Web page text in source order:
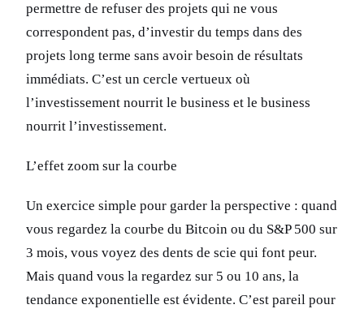
permettre de refuser des projets qui ne vous
correspondent pas, d’investir du temps dans des
projets long terme sans avoir besoin de résultats
immédiats. C’est un cercle vertueux où
l’investissement nourrit le business et le business
nourrit l’investissement.
L’effet zoom sur la courbe
Un exercice simple pour garder la perspective : quand
vous regardez la courbe du Bitcoin ou du S&P 500 sur
3 mois, vous voyez des dents de scie qui font peur.
Mais quand vous la regardez sur 5 ou 10 ans, la
tendance exponentielle est évidente. C’est pareil pour